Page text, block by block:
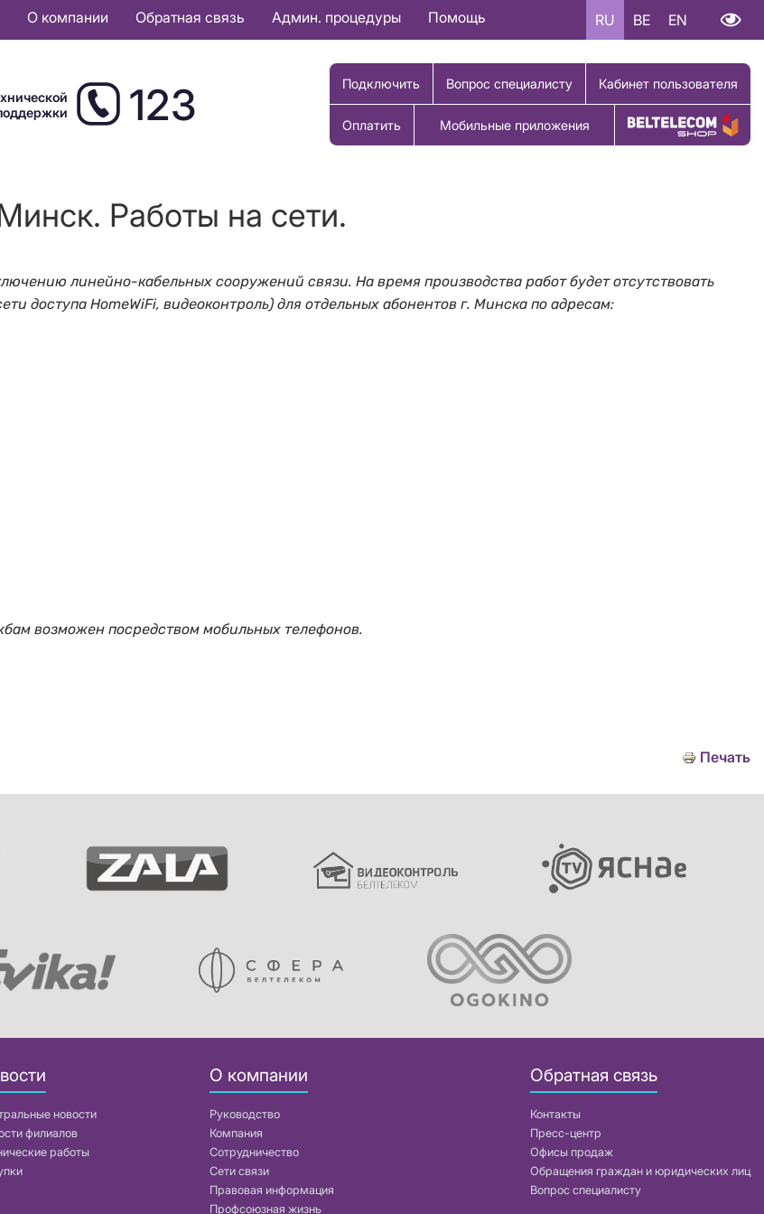
О компании Обратная связь Админ. процедуры Помощь RU BE EN
123 Подключить Вопрос специалисту Кабинет пользователя
Оплатить Мобильные приложения Купить товар
Работы на сети.
линейно-кабельных сооружений связи. На время производства работ будет отсутствовать
доступа HomeWiFi, видеоконтроль) для отдельных абонентов г. Минска по адресам:
возможен посредством мобильных телефонов.
Печать
новости
филиалов
работы
О компании
Руководство
Компания
Сотрудничество
Сети связи
Правовая информация
Профсоюзная жизнь
Обратная связь
Контакты
Пресс-центр
Офисы продаж
Обращения граждан и юридических лиц
Вопрос специалисту